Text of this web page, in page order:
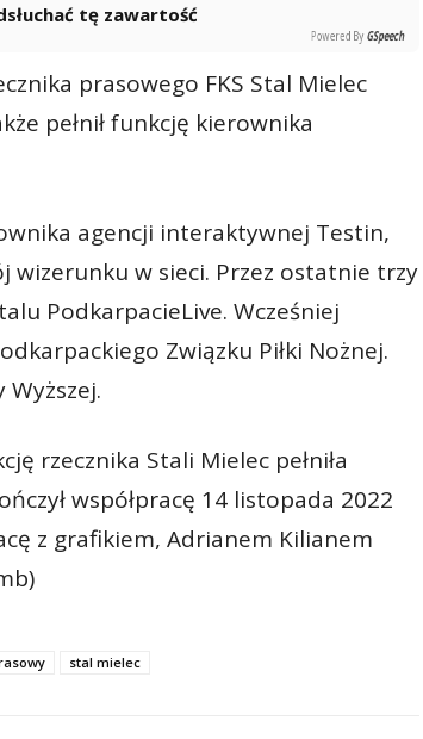
tę zawartość
Powered By GSpeech
prasowego FKS Stal Mielec
pełnił funkcję kierownika
agencji interaktywnej Testin,
wizerunku w sieci. Przez ostatnie trzy
PodkarpacieLive. Wcześniej
Związku Piłki Nożnej.
Wyższej.
rzecznika Stali Mielec pełniła
współpracę 14 listopada 2022
z grafikiem, Adrianem Kilianem
stal mielec